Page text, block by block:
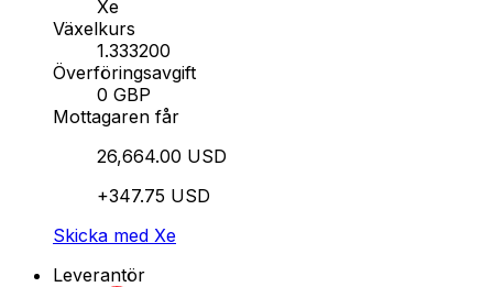
Xe
Växelkurs
1.333200
Överföringsavgift
0 GBP
Mottagaren får
26,664.00 USD
+347.75 USD
Skicka med Xe
Leverantör